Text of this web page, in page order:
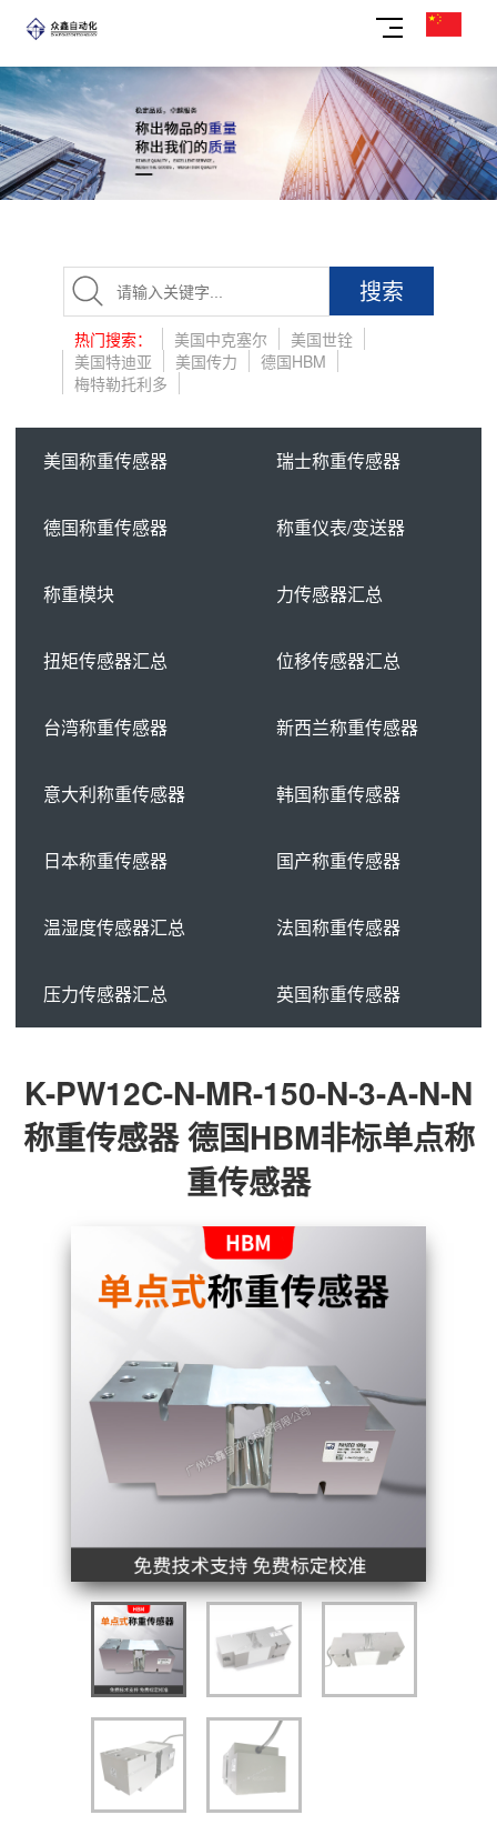
搜索
热门搜索： 美国中克塞尔
美国世铨
美国特迪亚
美国传力
德国HBM
梅特勒托利多
美国称重传感器 瑞士称重传感器
德国称重传感器 称重仪表/变送器
称重模块 力传感器汇总
扭矩传感器汇总 位移传感器汇总
台湾称重传感器 新西兰称重传感器
意大利称重传感器 韩国称重传感器
日本称重传感器 国产称重传感器
温湿度传感器汇总 法国称重传感器
压力传感器汇总 英国称重传感器
K-PW12C-N-MR-150-N-3-A-N-N
称重传感器 德国HBM非标单点称
重传感器